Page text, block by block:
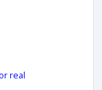
real